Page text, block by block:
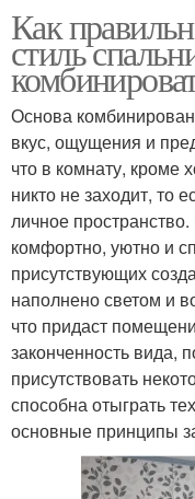
Как
стиль
Основа
вкус, ощущения и
что в комнату, кроме
никто не заходит, то
личное
комфортно, уютно и
присутствующих
наполнено светом и
что придаст
законченность вида,
присутствовать
способна отыграть
основные принципы